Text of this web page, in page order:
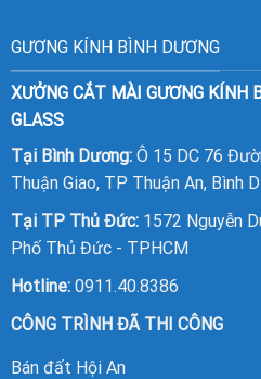
GƯƠNG KÍNH BÌNH DƯƠNG
XƯỞNG CẮT MÀI GƯƠNG KÍNH
GLASS
Tại Bình Dương:Ô 15 DC 76
Thuận Giao, TP Thuận An, Bình
Tại TP Thủ Đức:1572 Nguyễn
Phố Thủ Đức - TPHCM
Hotline: 0911.40.8386
CÔNG TRÌNH ĐÃ THI CÔNG
Bán đất Hội An